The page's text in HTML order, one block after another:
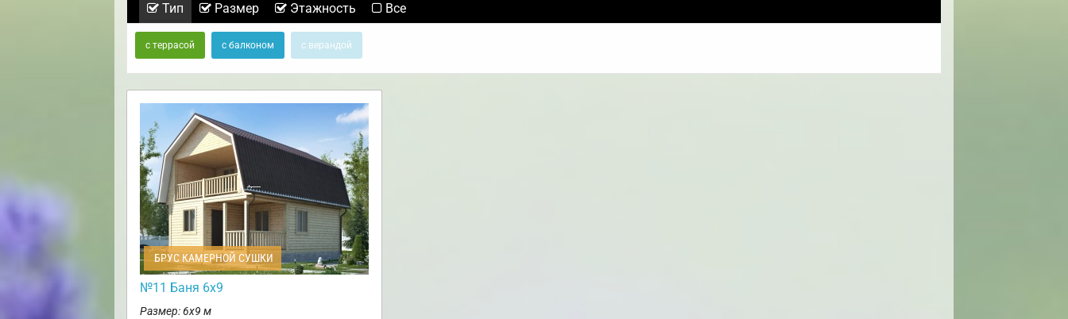
Тип Размер Этажность Все
с террасой с балконом с верандой
БРУС КАМЕРНОЙ СУШКИ
№11 Баня 6х9
Размер: 6х9 м